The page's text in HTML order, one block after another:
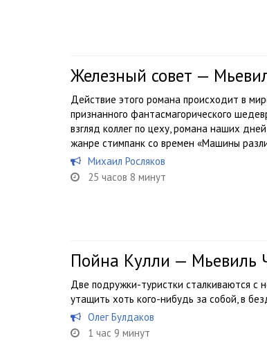
Железный совет —
Действие этого романа происходит в
признанного фантасмагорического
взгляд коллег по цеху, романа наших
жанре стимпанк со времен «Машины
Михаил Росляков
25 часов 8 минут
Пойна Кулли — Мьевиль
Две подружки-туристки сталкиваются с
утащить хоть кого-нибудь за собой, в
Олег Булдаков
1 час 9 минут